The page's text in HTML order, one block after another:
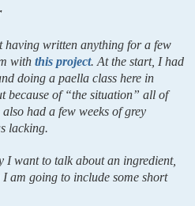
written anything for a few
with this project. At the start, I had
doing a paella class here in
because of “the situation” all of
had a few weeks of grey
lacking.
I want to talk about an ingredient,
am going to include some short